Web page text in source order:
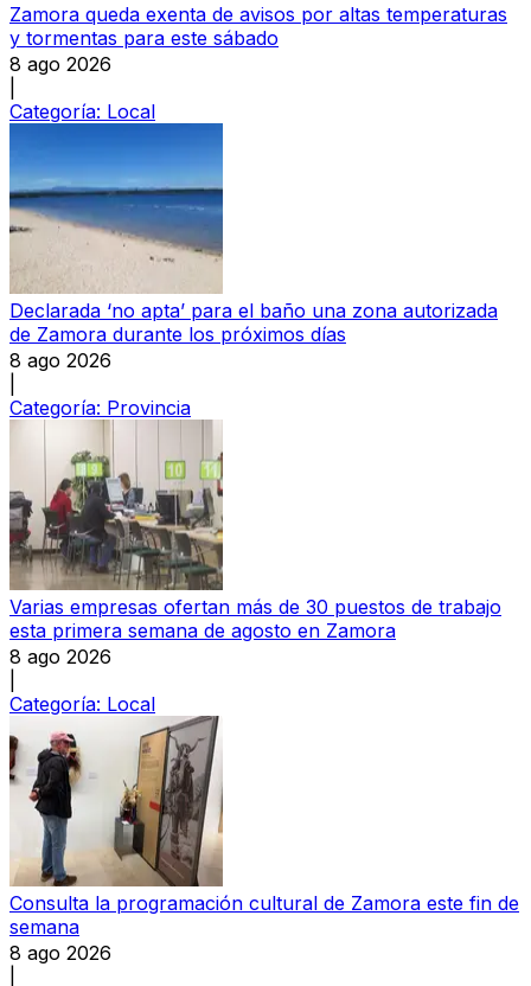
Zamora queda exenta de avisos por altas temperaturas
y tormentas para este sábado
8 ago 2026
Categoría: Local
Declarada ‘no apta’ para el baño una zona autorizada
de Zamora durante los próximos días
8 ago 2026
Categoría: Provincia
Varias empresas ofertan más de 30 puestos de trabajo
esta primera semana de agosto en Zamora
8 ago 2026
Categoría: Local
Consulta la programación cultural de Zamora este fin de
semana
8 ago 2026